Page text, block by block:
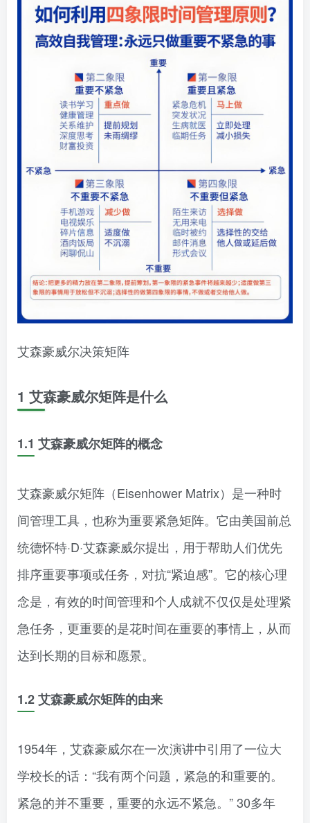
艾森豪威尔决策矩阵
1 艾森豪威尔矩阵是什么
1.1 艾森豪威尔矩阵的概念
艾森豪威尔矩阵（Eisenhower Matrix）是一种时
间管理工具，也称为重要紧急矩阵。它由美国前总
统德怀特·D·艾森豪威尔提出，用于帮助人们优先
排序重要事项或任务，对抗“紧迫感”。它的核心理
念是，有效的时间管理和个人成就不仅仅是处理紧
急任务，更重要的是花时间在重要的事情上，从而
达到长期的目标和愿景。
1.2 艾森豪威尔矩阵的由来
1954年，艾森豪威尔在一次演讲中引用了一位大
学校长的话：“我有两个问题，紧急的和重要的。
紧急的并不重要，重要的永远不紧急。” 30多年